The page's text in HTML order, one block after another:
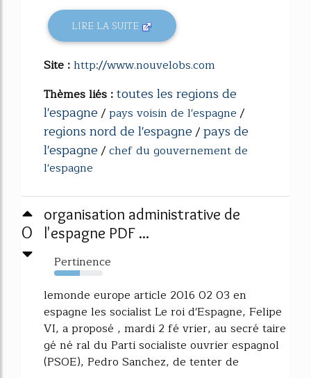
LIRE LA SUITE
Site :http://www.nouvelobs.com
Thèmes liés :toutes les regions de
l'espagne/pays voisin de l'espagne/
regions nord de l'espagne/pays de
l'espagne/chef du gouvernement de
l'espagne
0
organisation administrative de
l'espagne PDF ...
Pertinence
53%
lemonde europe article 2016 02 03 en
espagne les socialist Le roi d'Espagne, Felipe
VI, a proposé , mardi 2 fé vrier, au secré taire
gé né ral du Parti socialiste ouvrier espagnol
(PSOE), Pedro Sanchez, de tenter de